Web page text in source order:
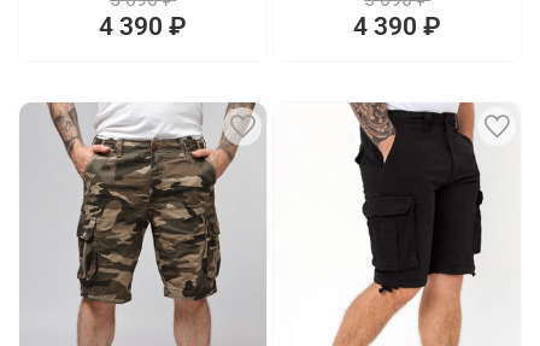
4 390 ₽ 4 390 ₽